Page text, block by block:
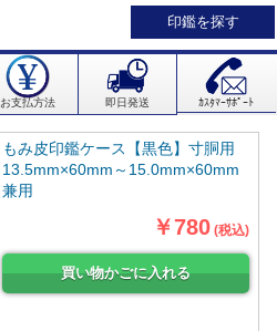
印鑑を探す
お支払方法 即日発送 ｶｽﾀﾏｰｻﾎﾟｰﾄ
もみ皮印鑑ケース【黒色】寸胴用
13.5mm×60mm～15.0mm×60mm
兼用
￥780 (税込)